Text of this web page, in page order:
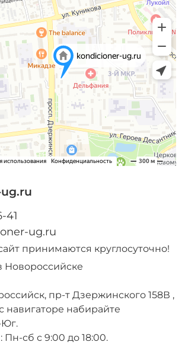
41
ug.ru
принимаются круглосуточно!
Новороссийске
пр-т Дзержинского 158В ,
навигаторе набирайте
Юг.
сб с 9:00 до 18:00.